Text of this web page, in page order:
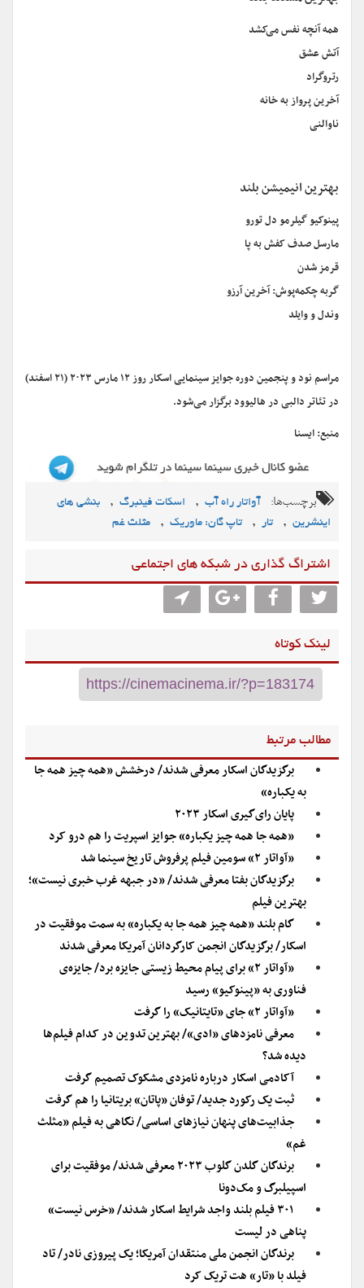
همه آنچه نفس می‌کشد
آتش عشق
رتروگراد
آخرین پرواز به خانه
ناوالنی
بهترین انیمیشن بلند
پینوکیو گیلرمو دل تورو
مارسل صدف کفش به پا
قرمز شدن
گربه چکمه‌پوش: آخرین آرزو
وندل و وایلد
مراسم نود و پنجمین دوره جوایز سینمایی اسکار روز ۱۲ مارس ۲۰۲۳ (۲۱ اسفند)
در تئاتر دالبی در هالیوود برگزار می‌شود.
منبع: ایسنا
برچسب‌ها: آواتار راه آب , اسکات فینبرگ ,
بنشی های
اینشرین , تار , تاپ گان: ماوریک , مثلث غم
اشتراگ گذاری در شبکه های اجتماعی
لینک کوتاه
مطالب مرتبط
برگزیدگان اسکار معرفی شدند/ درخشش «همه چیز همه جا
به یکباره»
پایان رای‌گیری اسکار ۲۰۲۳
«همه جا همه چیز یکباره» جوایز اسپریت را هم درو کرد
«آواتار ۲» سومین فیلم پرفروش تاریخ سینما شد
برگزیدگان بفتا معرفی شدند/ «در جبهه غرب خبری نیست»؛
بهترین فیلم
گام بلند «همه چیز همه جا به یکباره» به سمت موفقیت در
اسکار/ برگزیدگان انجمن کارگردانان آمریکا معرفی شدند
«آواتار ۲» برای پیام محیط زیستی جایزه برد/ جایزه‌ی
فناوری به «پینوکیو» رسید
«آواتار ۲» جای «تایتانیک» را گرفت
معرفی نامزدهای «ادی»/ بهترین تدوین در کدام فیلم‌ها
دیده شد؟
آکادمی اسکار درباره نامزدی مشکوک تصمیم گرفت
ثبت یک رکورد جدید/ توفان «پاتان»‌ بریتانیا را هم گرفت
جذابیت‌های پنهان نیازهای اساسی/ نگاهی به فیلم «مثلث
غم»
برندگان گلدن گلوب ۲۰۲۳ معرفی شدند/ موفقیت برای
اسپیلبرگ و مک‌دونا
۳۰۱ فیلم بلند واجد شرایط اسکار شدند/ «خرس نیست»
پناهی در لیست
برندگان انجمن ملی منتقدان آمریکا؛ یک پیروزی نادر/ تاد
فیلد با «تار» هت تریک کرد